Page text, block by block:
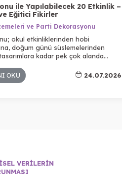
ile Yapılabilecek 20 Etkinlik –
Eğitici Fikirler
ve Parti Dekorasyonu
okul etkinliklerinden hobi
doğum günü süslemelerinden
kadar pek çok alanda
renk seçenekleri, kolay kesilebilmesi
yapısı sayesinde hem çocuklar hem
OKU 24.07.2026
VERILERIN